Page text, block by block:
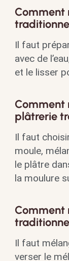
Comment
Il faut
avec de
et le lisser
Comment
plâtrerie
Il faut
moule,
le plâtre
la moulure
Comment
Il faut
verser le